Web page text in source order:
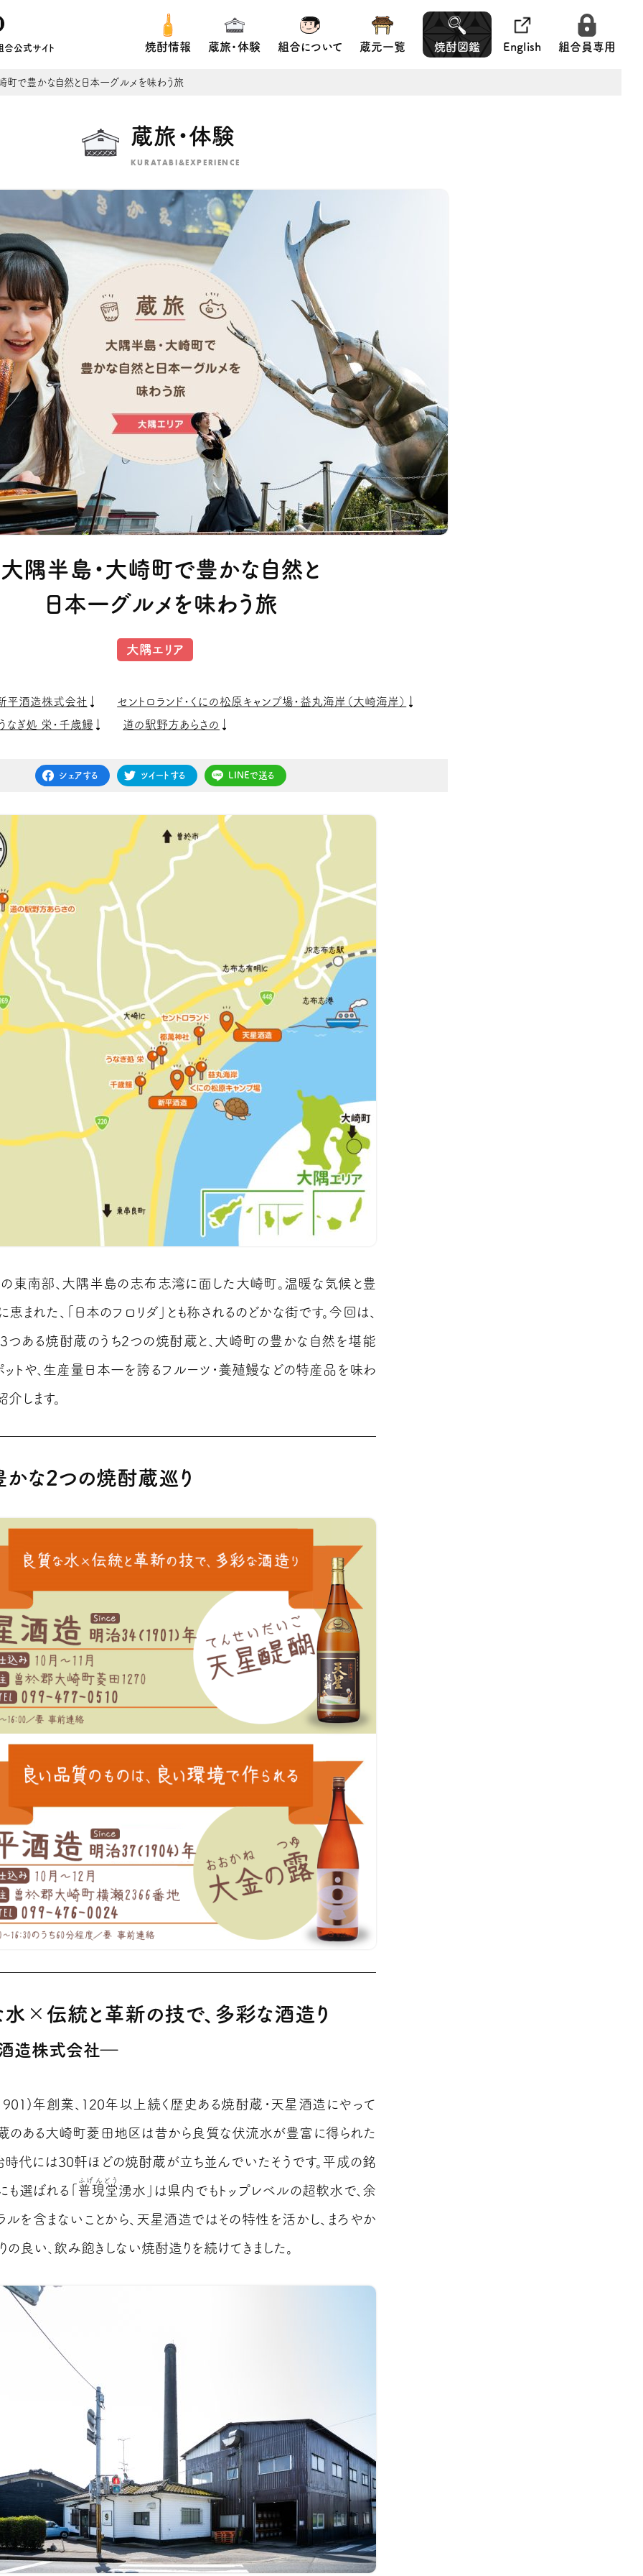
公式サイト 焼酎情報 蔵旅・体験 組合について 蔵元一覧 焼酎図鑑 English 組合員専用
町で豊かな自然と日本一グルメを味わう旅
蔵旅・体験
KURATABI&EXPERIENCE
大隅半島・大崎町で豊かな自然と
日本一グルメを味わう旅
大隅エリア
平酒造株式会社
セントロランド・くにの松原キャンプ場・益丸海岸（大崎海岸）
なぎ処 栄・千歳鰻
道の駅野方あらさの
シェアする ツイートする LINEで送る
東南部、大隅半島の志布志湾に面した大崎町。温暖な気候と豊
まれた、「日本のフロリダ」とも称されるのどかな街です。今回は、
つある焼酎蔵のうち2つの焼酎蔵と、大崎町の豊かな自然を堪能
ットや、生産量日本一を誇るフルーツ・養殖鰻などの特産品を味わ
します。
な2つの焼酎蔵巡り
×伝統と革新の技で、多彩な酒造り
造株式会社―
年創業、120年以上続く歴史ある焼酎蔵・天星酒造にやって
蔵のある大崎町菱田地区は昔から良質な伏流水が豊富に得られた
時代には30軒ほどの焼酎蔵が立ち並んでいたそうです。平成の銘
選ばれる「 普現堂
ふげんどう
湧水」は県内でもトップレベルの超軟水で、余
ルを含まないことから、天星酒造ではその特性を活かし、まろやか
の良い、飲み飽きしない焼酎造りを続けてきました。